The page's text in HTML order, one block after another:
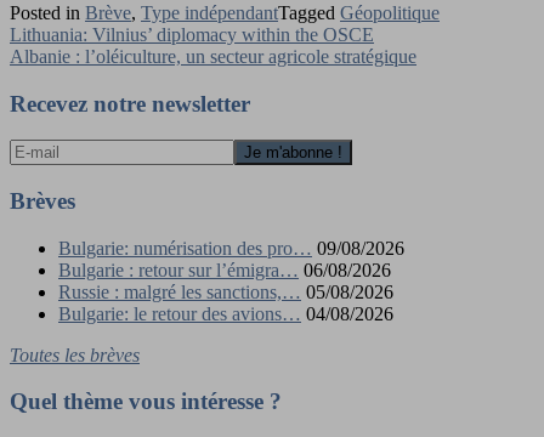
Posted in Brève, Type indépendantTagged Géopolitique
Navigation
de
l’article
Lithuania: Vilnius’ diplomacy within the OSCE
Albanie : l’oléiculture, un secteur agricole stratégique
Recevez notre newsletter
Brèves
Bulgarie: numérisation des pro… 09/08/2026
Bulgarie : retour sur l’émigra… 06/08/2026
Russie : malgré les sanctions,… 05/08/2026
Bulgarie: le retour des avions… 04/08/2026
Toutes les brèves
Quel thème vous intéresse ?